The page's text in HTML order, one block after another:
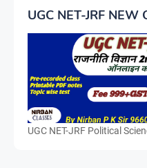
UGC NET-JRF NEW
UGC NET-JRF Political